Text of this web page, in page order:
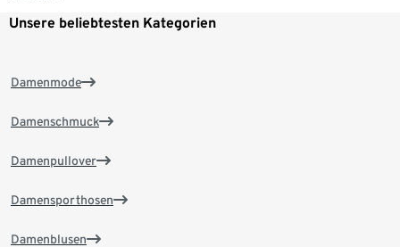
Unsere beliebtesten Kategorien
Damenmode
Damenschmuck
Damenpullover
Damensporthosen
Damenblusen